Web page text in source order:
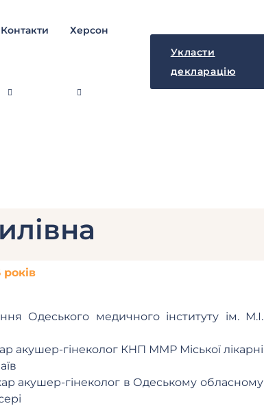
Контакти
Херсон
Укласти
декларацію
Одеського медичного інституту ім. М.І.
акушер-гінеколог КНП ММР Міської лікарні
акушер-гінеколог в Одеському обласному